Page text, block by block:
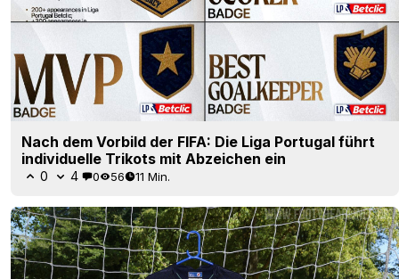
Nach dem Vorbild der FIFA: Die Liga Portugal führt
individuelle Trikots mit Abzeichen ein
0 4 0 56 11 Min.